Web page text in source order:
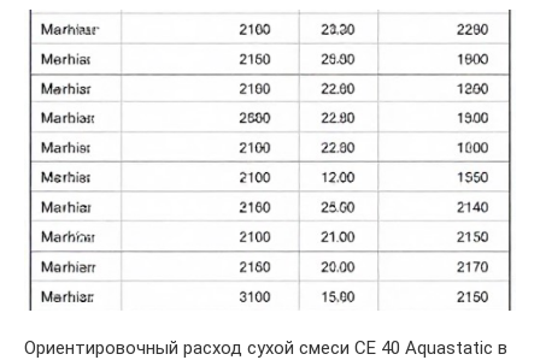
Ориентировочный расход сухой смеси CE 40 Aquastatic в